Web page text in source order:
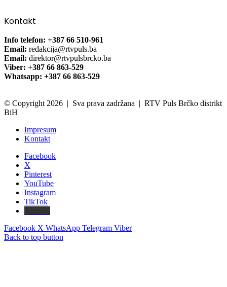
Kontakt
Info telefon: +387 66 510-961
Email: redakcija@rtvpuls.ba
Email: direktor@rtvpulsbrcko.ba
Viber: +387 66 863-529
Whatsapp: +387 66 863-529
© Copyright 2026 | Sva prava zadržana | RTV Puls Brčko distrikt
BiH
Impresum
Kontakt
Facebook
X
Pinterest
YouTube
Instagram
TikTok
Facebook X WhatsApp Telegram Viber
Back to top button